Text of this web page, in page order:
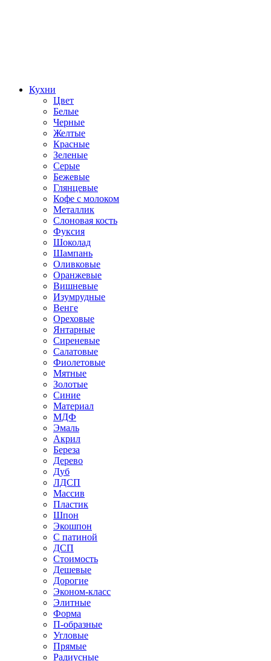
Кухни
Цвет
Белые
Черные
Желтые
Красные
Зеленые
Серые
Бежевые
Глянцевые
Кофе с молоком
Металлик
Слоновая кость
Фуксия
Шоколад
Шампань
Оливковые
Оранжевые
Вишневые
Изумрудные
Венге
Ореховые
Янтарные
Сиреневые
Салатовые
Фиолетовые
Мятные
Золотые
Синие
Материал
МДФ
Эмаль
Акрил
Береза
Дерево
Дуб
ЛДСП
Массив
Пластик
Шпон
Экошпон
С патиной
ДСП
Стоимость
Дешевые
Дорогие
Эконом-класс
Элитные
Форма
П-образные
Угловые
Прямые
Радиусные